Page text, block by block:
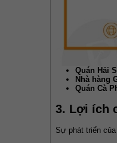
Quán Hải
Nhà hàng
Quán Cà
3. Lợi ích
Sự phát triển